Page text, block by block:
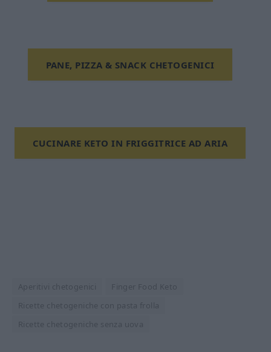
PANE, PIZZA & SNACK CHETOGENICI
CUCINARE KETO IN FRIGGITRICE AD ARIA
Aperitivi chetogenici
Finger Food Keto
Ricette chetogeniche con pasta frolla
Ricette chetogeniche senza uova